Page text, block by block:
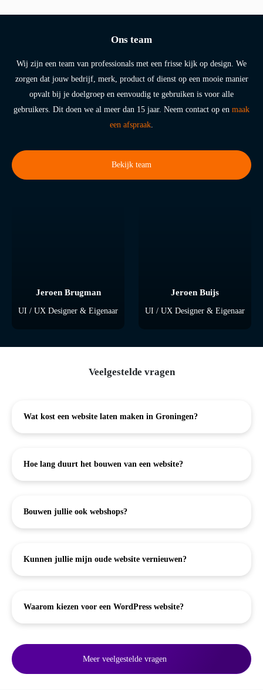
Ons team
Wij zijn een team van professionals met een frisse kijk op design. We
zorgen dat jouw bedrijf, merk, product of dienst op een mooie manier
opvalt bij je doelgroep en eenvoudig te gebruiken is voor alle
gebruikers. Dit doen we al meer dan 15 jaar. Neem contact op en maak
een afspraak.
Bekijk team
Jeroen Brugman
UI / UX Designer & Eigenaar
Jeroen Buijs
UI / UX Designer & Eigenaar
Veelgestelde vragen
Wat kost een website laten maken in Groningen?
Hoe lang duurt het bouwen van een website?
Bouwen jullie ook webshops?
Kunnen jullie mijn oude website vernieuwen?
Waarom kiezen voor een WordPress website?
Meer veelgestelde vragen